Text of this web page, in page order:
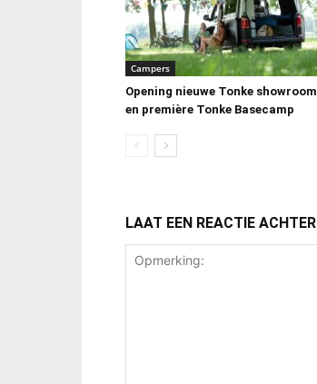
Campers
Opening nieuwe Tonke showroom
en première Tonke Basecamp
LAAT EEN REACTIE ACHTER